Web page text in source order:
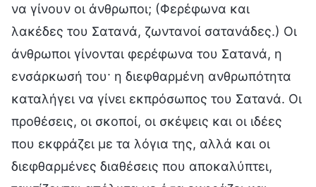
να γίνουν οι άνθρωποι; (Φερέφωνα και
λακέδες του Σατανά, ζωντανοί σατανάδες.) Οι
άνθρωποι γίνονται φερέφωνα του Σατανά, η
ενσάρκωσή του· η διεφθαρμένη ανθρωπότητα
καταλήγει να γίνει εκπρόσωπος του Σατανά. Οι
προθέσεις, οι σκοποί, οι σκέψεις και οι ιδέες
που εκφράζει με τα λόγια της, αλλά και οι
διεφθαρμένες διαθέσεις που αποκαλύπτει,